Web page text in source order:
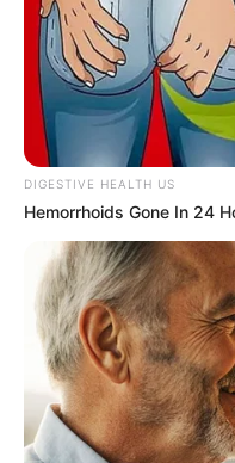
DIGESTIVE HEALTH US
Hemorrhoids Gone In 24